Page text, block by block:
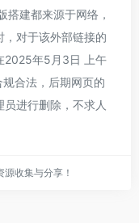
搭建都来源于网络，
对于该外部链接的
2025年5月3日 上午
合法，后期网页的
进行删除，不求人
收集与分享！